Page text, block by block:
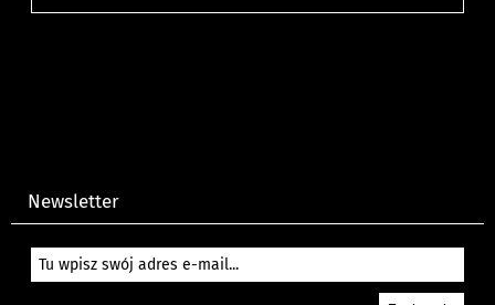
Newsletter